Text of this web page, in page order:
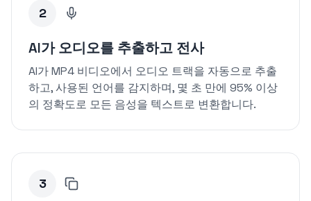
2
AI가 오디오를 추출하고 전사
AI가 MP4 비디오에서 오디오 트랙을 자동으로 추출
하고, 사용된 언어를 감지하며, 몇 초 만에 95% 이상
의 정확도로 모든 음성을 텍스트로 변환합니다.
3